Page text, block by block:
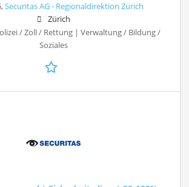
Securitas AG - Regionaldirektion Zürich
Zürich
/ Zoll / Rettung | Verwaltung / Bildung /
Soziales